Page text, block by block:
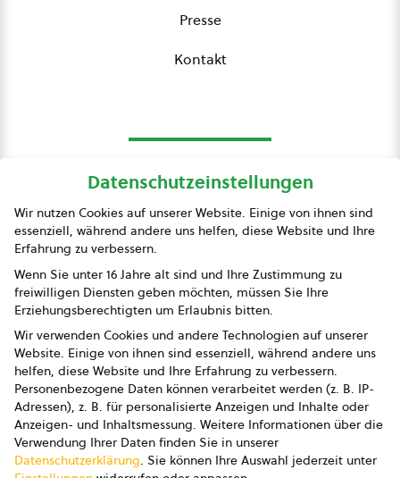
Presse
Kontakt
Presse
Impressum
Datenschutz
AGB
AGB Marketing GmbH
AGB Bildung
Newsletter
Datenschutzeinstellungen
Wir nutzen Cookies auf unserer Website. Einige von ihnen sind
essenziell, während andere uns helfen, diese Website und Ihre
Erfahrung zu verbessern.
Wenn Sie unter 16 Jahre alt sind und Ihre Zustimmung zu
freiwilligen Diensten geben möchten, müssen Sie Ihre
Erziehungsberechtigten um Erlaubnis bitten.
Wir verwenden Cookies und andere Technologien auf unserer
Website. Einige von ihnen sind essenziell, während andere uns
helfen, diese Website und Ihre Erfahrung zu verbessern.
Personenbezogene Daten können verarbeitet werden (z. B. IP-
Adressen), z. B. für personalisierte Anzeigen und Inhalte oder
Anzeigen- und Inhaltsmessung. Weitere Informationen über die
Verwendung Ihrer Daten finden Sie in unserer
Datenschutzerklärung. Sie können Ihre Auswahl jederzeit unter